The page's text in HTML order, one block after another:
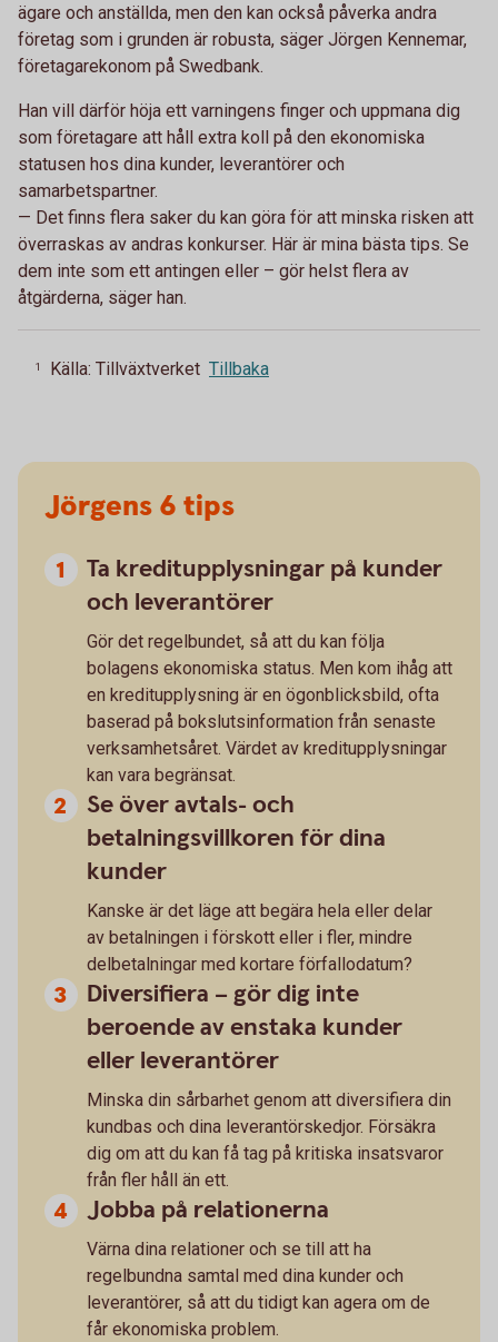
ägare och anställda, men den kan också påverka andra
företag som i grunden är robusta, säger Jörgen Kennemar,
företagarekonom på Swedbank.
Han vill därför höja ett varningens finger och uppmana dig
som företagare att håll extra koll på den ekonomiska
statusen hos dina kunder, leverantörer och
samarbetspartner.
— Det finns flera saker du kan göra för att minska risken att
överraskas av andras konkurser. Här är mina bästa tips. Se
dem inte som ett antingen eller – gör helst flera av
åtgärderna, säger han.
1 Källa: Tillväxtverket Tillbaka
Jörgens 6 tips
Ta kreditupplysningar på kunder
och leverantörer
Gör det regelbundet, så att du kan följa
bolagens ekonomiska status. Men kom ihåg att
en kreditupplysning är en ögonblicksbild, ofta
baserad på bokslutsinformation från senaste
verksamhetsåret. Värdet av kreditupplysningar
kan vara begränsat.
Se över avtals- och
betalningsvillkoren för dina
kunder
Kanske är det läge att begära hela eller delar
av betalningen i förskott eller i fler, mindre
delbetalningar med kortare förfallodatum?
Diversifiera – gör dig inte
beroende av enstaka kunder
eller leverantörer
Minska din sårbarhet genom att diversifiera din
kundbas och dina leverantörskedjor. Försäkra
dig om att du kan få tag på kritiska insatsvaror
från fler håll än ett.
Jobba på relationerna
Värna dina relationer och se till att ha
regelbundna samtal med dina kunder och
leverantörer, så att du tidigt kan agera om de
får ekonomiska problem.